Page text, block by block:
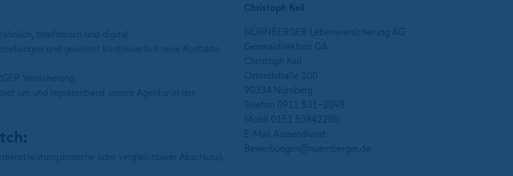
Christoph Keil
NÜRNBERGER Lebensversicherung AG
Generaldirektion GA
Christoph Keil
Ostendstraße 100
90334 Nürnberg
Telefon 0911 531-2098
Mobil 0151 53842280
E-Mail Aussendienst-
Bewerbungen@nuernberger.de